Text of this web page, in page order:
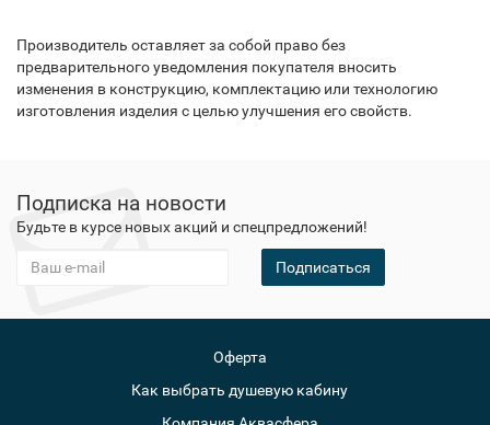
Производитель оставляет за собой право без
предварительного уведомления покупателя вносить
изменения в конструкцию, комплектацию или технологию
изготовления изделия с целью улучшения его свойств.
Подписка на новости
Будьте в курсе новых акций и спецпредложений!
Подписаться
Оферта
Как выбрать душевую кабину